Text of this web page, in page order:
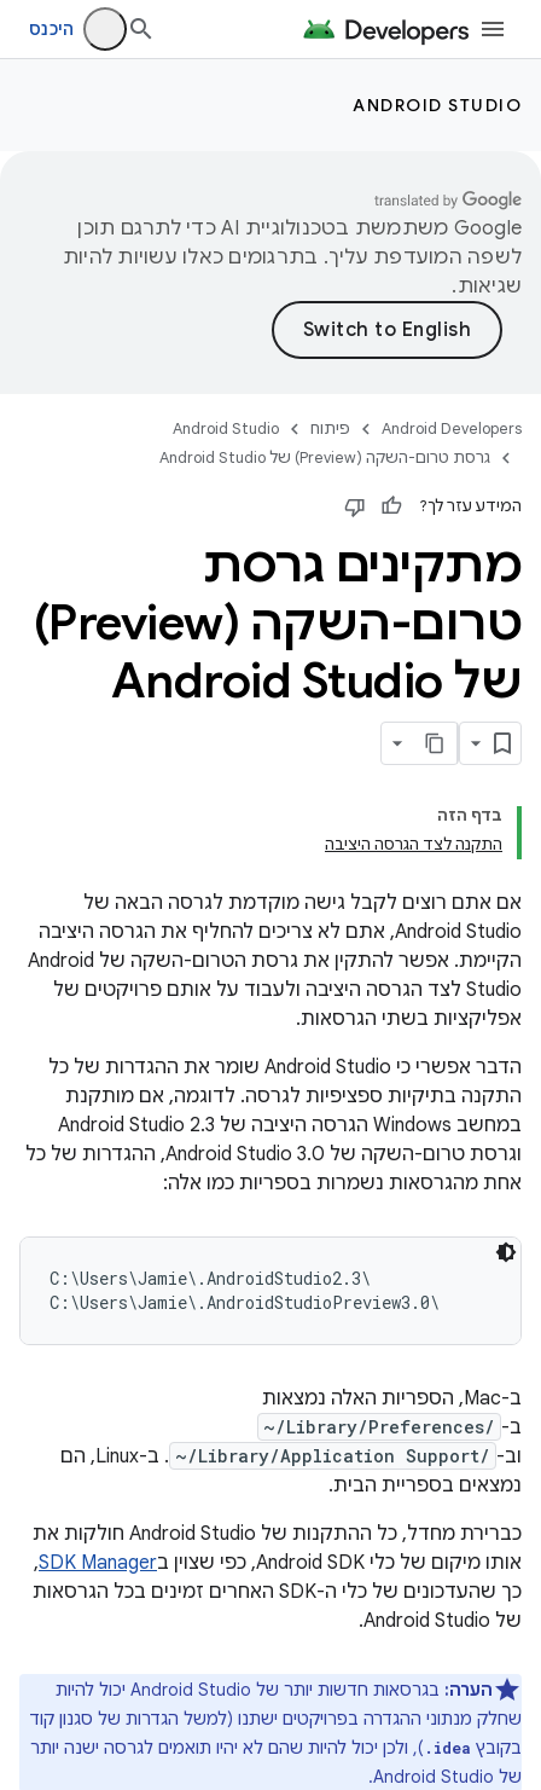
היכנס
ANDROID STUDIO
‫Google משתמשת בטכנולוגיית AI כדי לתרגם תוכן
לשפה המועדפת עליך. בתרגומים כאלו עשויות להיות
שגיאות.
Android Developers פיתוח
Android Studio
גרסת טרום-השקה (Preview) של Android Studio
המידע עזר לך?
מתקינים גרסת
טרום-השקה (Preview)
של Android Studio
בדף הזה
התקנה לצד הגרסה היציבה
אם אתם רוצים לקבל גישה מוקדמת לגרסה הבאה של
Android Studio, אתם לא צריכים להחליף את הגרסה היציבה
הקיימת. אפשר להתקין את גרסת הטרום-השקה של Android
Studio לצד הגרסה היציבה ולעבוד על אותם פרויקטים של
אפליקציות בשתי הגרסאות.
הדבר אפשרי כי Android Studio שומר את ההגדרות של כל
התקנה בתיקיות ספציפיות לגרסה. לדוגמה, אם מותקנת
במחשב Windows הגרסה היציבה של Android Studio 2.3
וגרסת טרום-השקה של Android Studio 3.0, ההגדרות של כל
אחת מהגרסאות נשמרות בספריות כמו אלה:
C:\Users\Jamie\.AndroidStudio2.3\
ב-Mac, הספריות האלה נמצאות
ב- ~/Library/Preferences/
וב- ~/Library/Application Support/
. ב-Linux, הם
נמצאים בספריית הבית.
כברירת מחדל, כל ההתקנות של Android Studio חולקות את
אותו מיקום של כלי Android SDK, כפי שצוין ב
SDK Manager
,
כך שהעדכונים של כלי ה-SDK האחרים זמינים בכל הגרסאות
של Android Studio.
הערה:
בגרסאות חדשות יותר של Android Studio יכול להיות
שחלק מנתוני ההגדרה בפרויקטים ישתנו (למשל הגדרות של סגנון קוד
בקובץ .idea ), ולכן יכול להיות שהם לא יהיו תואמים לגרסה ישנה יותר
של Android Studio.